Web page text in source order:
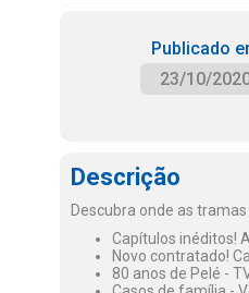
Publicado
23/10/
Descrição
Descubra onde as
Capítulos inéditos!
Novo contratado!
80 anos de Pelé -